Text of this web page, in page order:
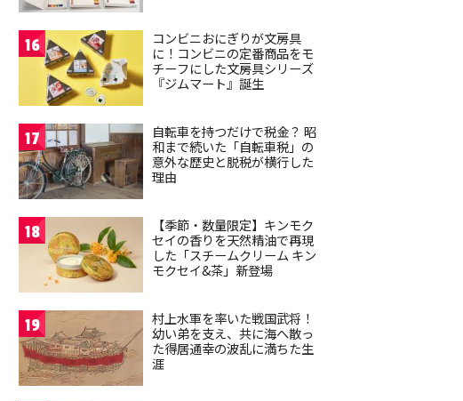
16
コンビニおにぎりが文房具
に！コンビニの定番商品をモ
チーフにした文房具シリーズ
『ジムマート』誕生
17
自転車を持つだけで税金？ 昭
和まで続いた「自転車税」の
意外な歴史と脱税が横行した
理由
18
【季節・数量限定】キンモク
セイの香りを天然精油で再現
した「スチームクリーム キン
モクセイ&茶」新登場
19
村上水軍を率いた戦国武将！
幼い弟を支え、共に海へ散っ
た得居通幸の波乱に満ちた生
涯